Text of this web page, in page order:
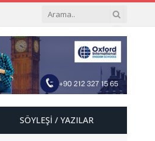
SÖYLEŞI / YAZILAR